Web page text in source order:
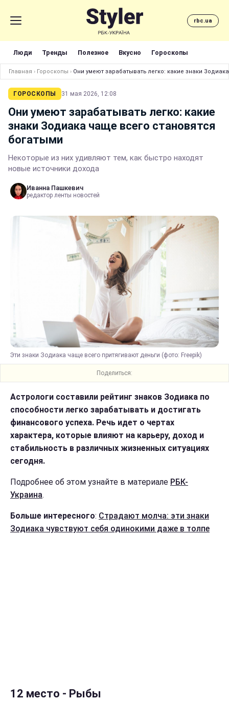
rbc.ua
Люди Тренды Полезное Вкусно Гороскопы
Главная › Гороскопы › Они умеют зарабатывать легко: какие знаки
ГОРОСКОПЫ 31 мая 2026, 12:08
Они умеют зарабатывать легко: какие
знаки Зодиака чаще всего становятся
богатыми
Некоторые из них удивляют тем, как быстро находят
новые источники дохода
Иванна Пашкевич
редактор ленты новостей
Эти знаки Зодиака чаще всего притягивают деньги (фото: Freepik)
Поделиться:
Астрологи составили рейтинг знаков Зодиака по
способности легко зарабатывать и достигать
финансового успеха. Речь идет о чертах
характера, которые влияют на карьеру, доход и
стабильность в различных жизненных ситуациях
сегодня.
Подробнее об этом узнайте в материале РБК-
Украина.
Больше интересного: Страдают молча: эти знаки
Зодиака чувствуют себя одинокими даже в толпе
12 место - Рыбы